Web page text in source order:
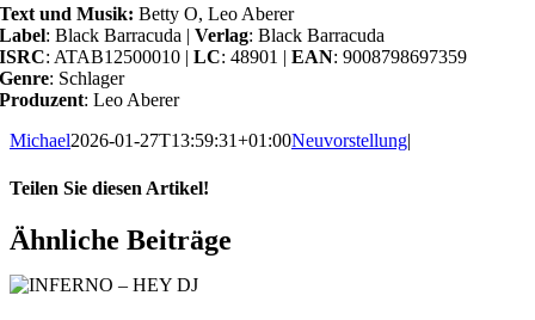
Text und Musik: Betty O, Leo Aberer
Label: Black Barracuda |Verlag: Black Barracuda
ISRC: ATAB12500010 |LC: 48901 |EAN: 9008798697359
Genre: Schlager
Produzent: Leo Aberer
Michael2026-01-27T13:59:31+01:00Neuvorstellung|
Teilen Sie diesen Artikel!
Facebook
X
Reddit
LinkedIn
WhatsApp
Telegram
Tumblr
Pinterest
Vk
Xing
E-
Mail
Ähnliche Beiträge